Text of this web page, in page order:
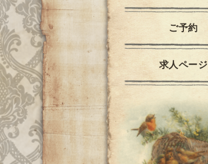
ご予約
求人ページ